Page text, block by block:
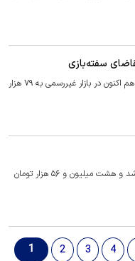
با ادامه روند نزولی قیمت ها در بازار طلا و ارز، دلار هم اکنون در بازار غیررسمی به ۷۹ هزار
هر گرم طلای ۱۸ عیار هم با افزایش وارد کانال بالاتر شد و هشت میلیون و ۵۶ هزار تومان
1 2 3 4